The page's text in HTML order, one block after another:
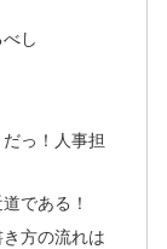
し
っ！人事担
である！
方の流れは